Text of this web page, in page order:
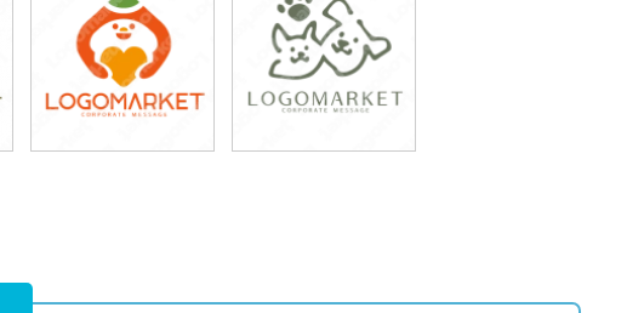
49,800円
(税込54,780円)
49,800円
(税込54,780円)